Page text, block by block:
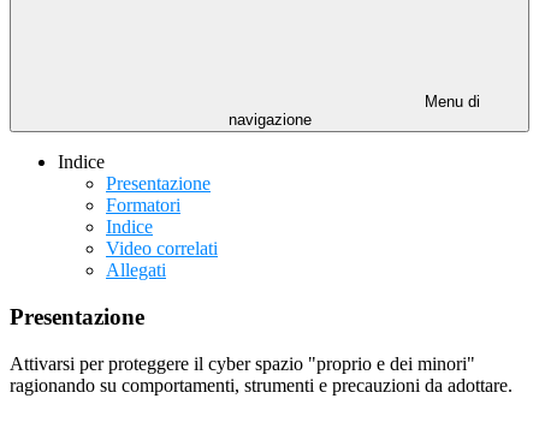
Menu di
navigazione
Indice
Presentazione
Formatori
Indice
Video correlati
Allegati
Presentazione
Attivarsi per proteggere il cyber spazio "proprio e dei minori"
ragionando su comportamenti, strumenti e precauzioni da adottare.